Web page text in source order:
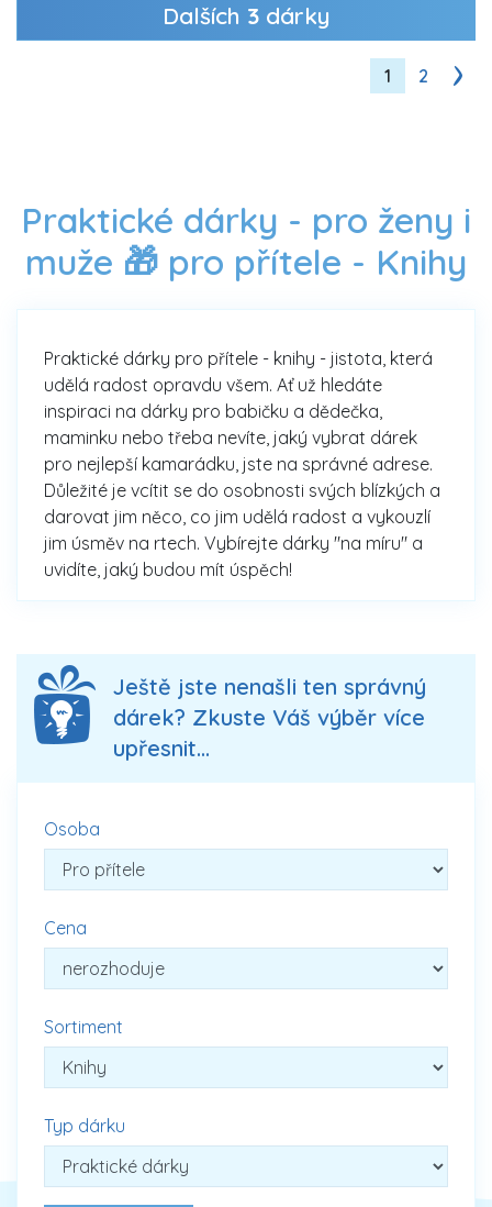
Dalších 3dárky
1 2
Praktické dárky - pro ženy i
muže 🎁 pro přítele - Knihy
Praktické dárky pro přítele - knihy - jistota, která
udělá radost opravdu všem. Ať už hledáte
inspiraci na dárky pro babičku a dědečka,
maminku nebo třeba nevíte, jaký vybrat dárek
pro nejlepší kamarádku, jste na správné adrese.
Důležité je vcítit se do osobnosti svých blízkých a
darovat jim něco, co jim udělá radost a vykouzlí
jim úsměv na rtech. Vybírejte dárky "na míru" a
uvidíte, jaký budou mít úspěch!
Ještě jste nenašli ten správný
dárek? Zkuste Váš výběr více
upřesnit...
Osoba
Cena
Sortiment
Typ dárku